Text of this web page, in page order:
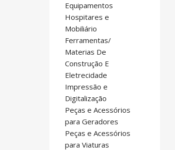
Equipamentos
Hospitares e
Mobiliário
Ferramentas/
Materias De
Construção E
Eletrecidade
Impressão e
Digitalização
Peças e Acessórios
para Geradores
Peças e Acessórios
para Viaturas